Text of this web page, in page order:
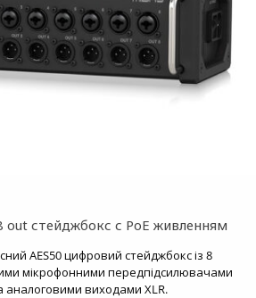
out стейджбокс с PoE живленням
AES50 цифровий стейджбокс із 8
мікрофонними передпідсилювачами
аналоговими виходами XLR.